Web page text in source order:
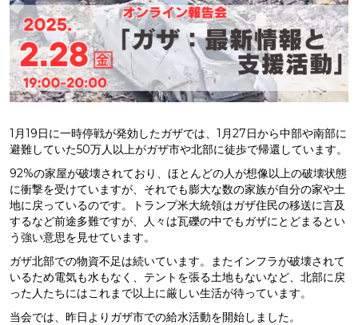
1月19日に一時停戦が発効したガザでは、1月27日から中部や南部に
避難していた50万人以上がガザ市や北部に徒歩で帰還しています。
92%の家屋が破壊されており、ほとんどの人が想像以上の破壊状態
に衝撃を受けていますが、それでも膨大な数の家族が自分の家や土
地に戻っているのです。トランプ米大統領はガザ住民の移送に言及
するなど前途多難ですが、人々は瓦礫の中でもガザにとどまるとい
う強い意思を見せています。
ガザ北部での物資不足は続いています。またインフラが破壊されて
いるため電気も水もなく、テントを張る土地もないなど、北部に戻
った人たちにはこれまで以上に厳しい生活が待っています。
当会では、昨日よりガザ市での給水活動を開始しました。